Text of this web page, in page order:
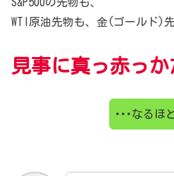
S&P500の先物も、
WTI原油先物も、金(ゴールド)
見事に真っ赤っか
･･･なるほ